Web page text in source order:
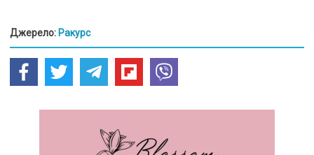
Джерело: Ракурс